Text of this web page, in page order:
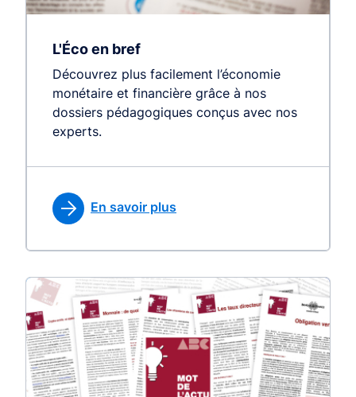
L'Éco en bref
Découvrez plus facilement l’économie
monétaire et financière grâce à nos
dossiers pédagogiques conçus avec nos
experts.
En savoir plus